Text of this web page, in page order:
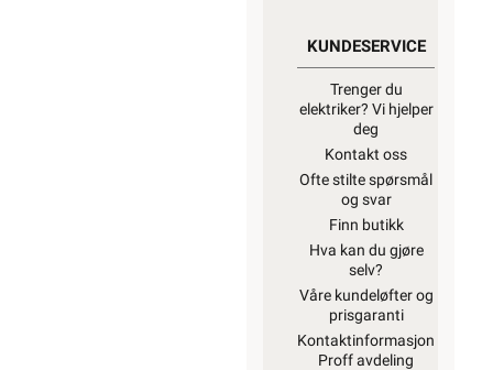
KUNDESERVICE
Trenger du
elektriker? Vi hjelper
deg
Kontakt oss
Ofte stilte spørsmål
og svar
Finn butikk
Hva kan du gjøre
selv?
Våre kundeløfter og
prisgaranti
Kontaktinformasjon
Proff avdeling